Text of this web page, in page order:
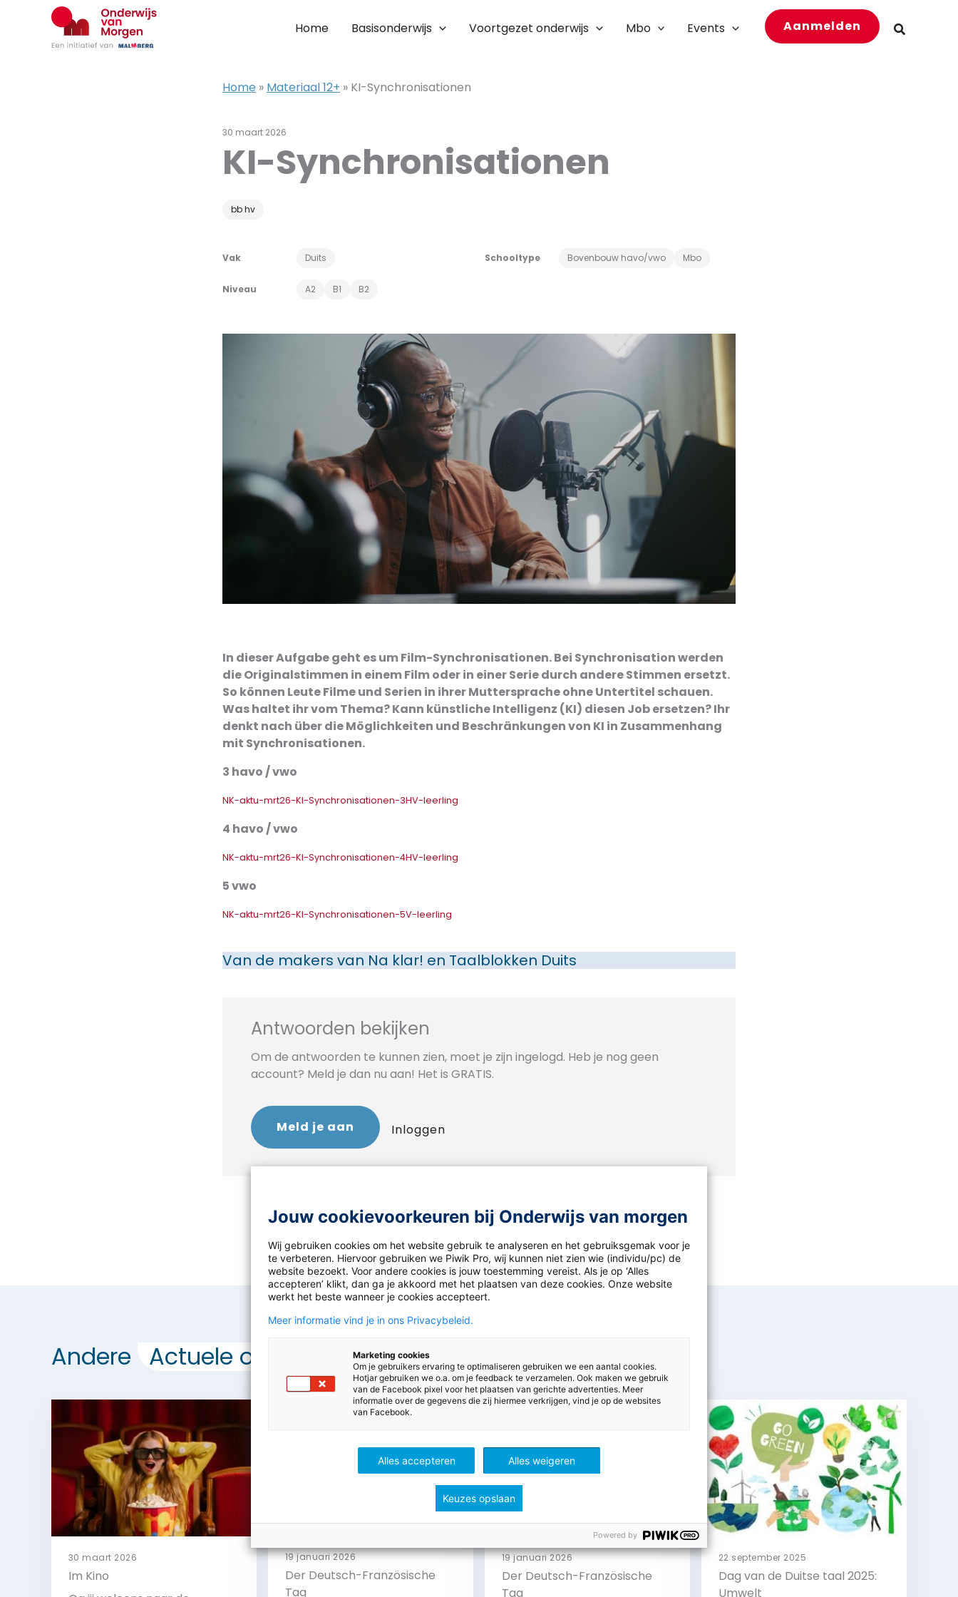
Home Basisonderwijs Voortgezet onderwijs Mbo Events Aanmelden Zoeken
Home » Materiaal 12+ » KI-Synchronisationen
30 maart 2026
bb hv
Vak Duits Schooltype Bovenbouw havo/vwo Mbo
Niveau A2 B1 B2
KI-Synchronisationen
In dieser Aufgabe geht es um Film-Synchronisationen. Bei Synchronisation werden
die Originalstimmen in einem Film oder in einer Serie durch andere Stimmen ersetzt.
So können Leute Filme und Serien in ihrer Muttersprache ohne Untertitel schauen.
Was haltet ihr vom Thema? Kann künstliche Intelligenz (KI) diesen Job ersetzen? Ihr
denkt nach über die Möglichkeiten und Beschränkungen von KI in Zusammenhang
mit Synchronisationen.
3 havo / vwo
NK-aktu-mrt26-KI-Synchronisationen-3HV-leerling
4 havo / vwo
NK-aktu-mrt26-KI-Synchronisationen-4HV-leerling
5 vwo
NK-aktu-mrt26-KI-Synchronisationen-5V-leerling
Van de makers van Na klar! en Taalblokken Duits
Antwoorden bekijken
Om de antwoorden te kunnen zien, moet je zijn ingelogd. Heb je nog geen
account? Meld je dan nu aan! Het is GRATIS.
Meld je aan Inloggen
Andere Actuele opdracht Duits
30 maart 2026
Im Kino
19 januari 2026
Der Deutsch-Französische
Tag
19 januari 2026
Der Deutsch-Französische
Tag
22 september 2025
Dag van de Duitse taal 2025:
Umwelt
Jouw cookievoorkeuren bij Onderwijs van morgen
Wij gebruiken cookies om het website gebruik te analyseren en het gebruiksgemak voor je
te verbeteren. Hiervoor gebruiken we Piwik Pro, wij kunnen niet zien wie (individu/pc) de
website bezoekt. Voor andere cookies is jouw toestemming vereist. Als je op ‘Alles
accepteren’ klikt, dan ga je akkoord met het plaatsen van deze cookies. Onze website
werkt het beste wanneer je cookies accepteert.
Meer informatie vind je in ons Privacybeleid.
Marketing cookies
Om je gebruikers ervaring te optimaliseren gebruiken we een aantal cookies.
Hotjar gebruiken we o.a. om je feedback te verzamelen. Ook maken we gebruik
van de Facebook pixel voor het plaatsen van gerichte advertenties. Meer
informatie over de gegevens die zij hiermee verkrijgen, vind je op de websites
van Facebook.
Alles accepteren Alles weigeren
Keuzes opslaan
Powered by